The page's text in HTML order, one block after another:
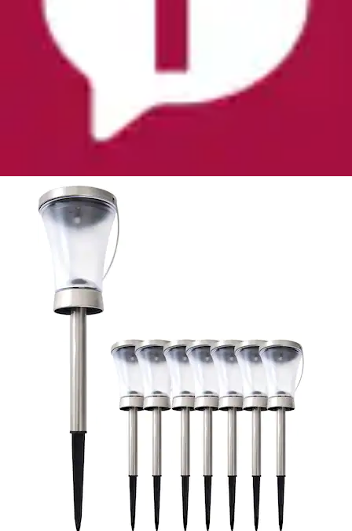
LED Solarleuchte »Veronica« 8 Stk. Warmweiß
Ursprünglicher Preis